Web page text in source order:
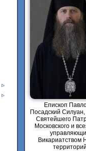
Епископ
Посадский Силуан,
Святейшего
Московского и
Викариатством
территорий